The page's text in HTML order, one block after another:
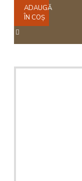
ADAUGĂ
ÎN COŞ